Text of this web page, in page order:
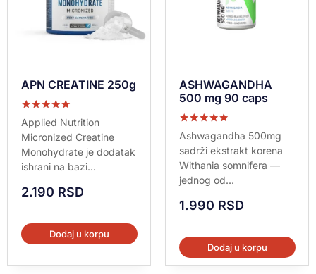
APN CREATINE 250g
Ocenjeno sa
5.00
od 5
Applied Nutrition
Micronized Creatine
Monohydrate je dodatak
ishrani na bazi...
2.190 RSD
Dodaj u korpu
ASHWAGANDHA
500 mg 90 caps
Ocenjeno sa
5.00
od 5
Ashwagandha 500mg
sadrži ekstrakt korena
Withania somnifera —
jednog od...
1.990 RSD
Dodaj u korpu